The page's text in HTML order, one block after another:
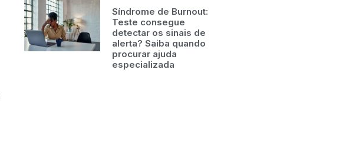
Síndrome de Burnout:
Teste consegue
detectar os sinais de
alerta? Saiba quando
procurar ajuda
especializada